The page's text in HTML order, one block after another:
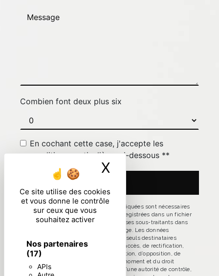
Ce site utilise des cookies
et vous donne le contrôle
sur ceux que vous
souhaitez activer
Nos partenaires
(17)
APIs
X Masquer le
Combien font deux plus six
En cochant cette case, j'accepte les
conditions particulières ci-dessous **
** Les données personnelles communiquées sont nécessaires
aux fins de vous contacter et sont enregistrées dans un fichier
informatisé. Elles sont destinées à et ses sous-traitants dans
le seul but de répondre à votre message. Les données
collectées seront communiquées aux seuls destinataires
suivants: . Vous disposez de droits d’accès, de rectification,
d’effacement, de portabilité, de limitation, d’opposition, de
retrait de votre consentement à tout moment et du droit
d’introduire une réclamation auprès d’une autorité de contrôle,